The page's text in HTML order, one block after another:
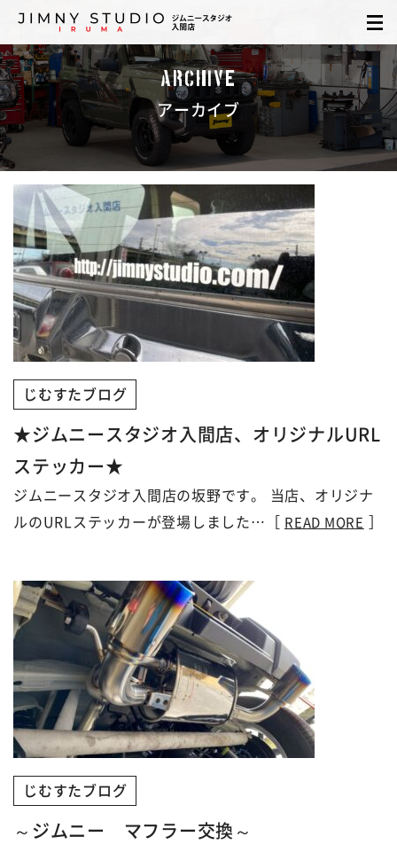
ARCHIVE
アーカイブ
じむすたブログ
★ジムニースタジオ入間店、オリジナルURL
ステッカー★
ジムニースタジオ入間店の坂野です。 当店、オリジナ
ルのURLステッカーが登場しました…［
READ MORE
じむすたブログ
～ジムニー マフラー交換～